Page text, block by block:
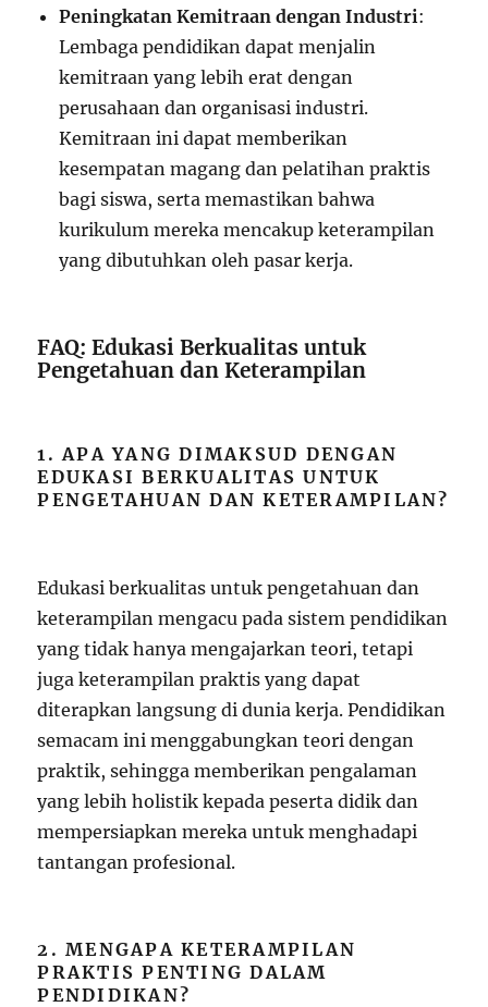
Peningkatan Kemitraan dengan Industri:
Lembaga pendidikan dapat menjalin
kemitraan yang lebih erat dengan
perusahaan dan organisasi industri.
Kemitraan ini dapat memberikan
kesempatan magang dan pelatihan praktis
bagi siswa, serta memastikan bahwa
kurikulum mereka mencakup keterampilan
yang dibutuhkan oleh pasar kerja.
FAQ: Edukasi Berkualitas untuk
Pengetahuan dan Keterampilan
1. APA YANG DIMAKSUD DENGAN
EDUKASI BERKUALITAS UNTUK
PENGETAHUAN DAN KETERAMPILAN?
Edukasi berkualitas untuk pengetahuan dan
keterampilan mengacu pada sistem pendidikan
yang tidak hanya mengajarkan teori, tetapi
juga keterampilan praktis yang dapat
diterapkan langsung di dunia kerja. Pendidikan
semacam ini menggabungkan teori dengan
praktik, sehingga memberikan pengalaman
yang lebih holistik kepada peserta didik dan
mempersiapkan mereka untuk menghadapi
tantangan profesional.
2. MENGAPA KETERAMPILAN
PRAKTIS PENTING DALAM
PENDIDIKAN?